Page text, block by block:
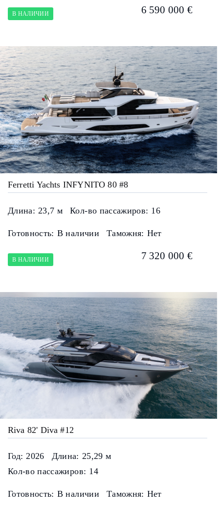
В НАЛИЧИИ 6 590 000 €
Ferretti Yachts INFYNITO 80 #8
Длина: 23,7 м Кол-во пассажиров: 16
Готовность: В наличии Таможня: Нет
В НАЛИЧИИ 7 320 000 €
Riva 82' Diva #12
Год: 2026 Длина: 25,29 м
Кол-во пассажиров: 14
Готовность: В наличии Таможня: Нет